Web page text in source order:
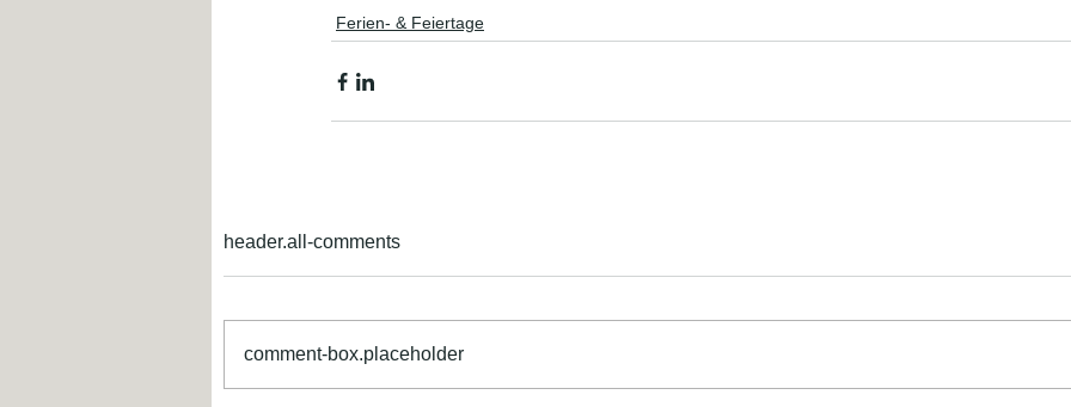
Ferien- & Feiertage
header.all-comments
comment-box.placeholder